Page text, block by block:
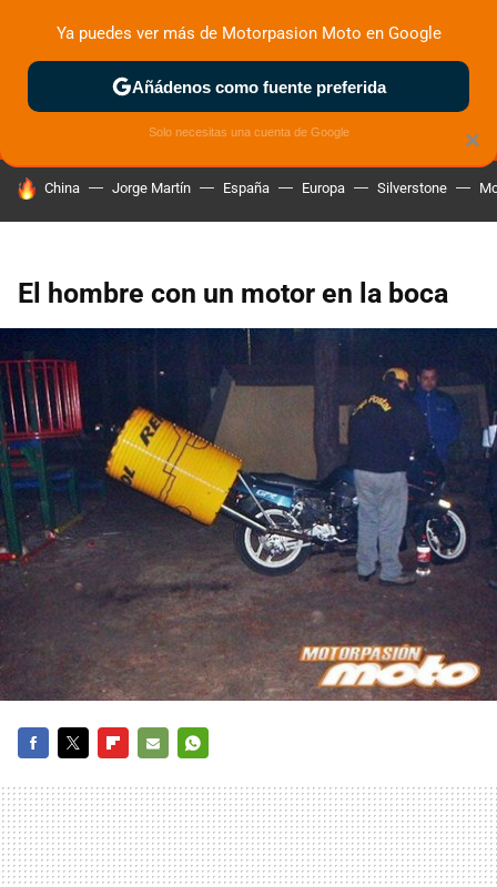
MENÚ NUEVO
ZONA DE PRUEBAS DEPORTIVAS MOTOS ELÉCTRICAS
HOY SE HABLA DE
China Jorge Martín España Europa Silverstone
El hombre con un motor en la boca
MAIL
×
Ya puedes ver más de Motorpasion Moto en Google
Añádenos como fuente preferida
Solo necesitas una cuenta de Google